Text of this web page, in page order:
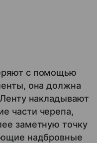
с помощью
она должна
накладывают
части черепа,
заметную точку
надбровные